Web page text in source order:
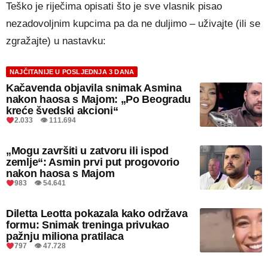
Teško je riječima opisati što je sve vlasnik pisao
nezadovoljnim kupcima pa da ne duljimo – uživajte (ili se
zgražajte) u nastavku:
NAJČITANIJE U POSLJEDNJA 3 DANA
Kačavenda objavila snimak Asmina
nakon haosa s Majom: „Po Beogradu
kreće švedski akcioni“
2.033 👁 111.694
„Mogu završiti u zatvoru ili ispod
zemlje“: Asmin prvi put progovorio
nakon haosa s Majom
983 👁 54.641
Diletta Leotta pokazala kako održava
formu: Snimak treninga privukao
pažnju miliona pratilaca
797 👁 47.728